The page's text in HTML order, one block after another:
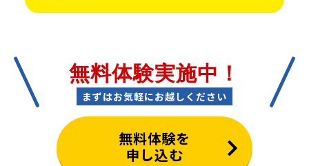
無料体験実施中！
まずはお気軽にお越しください
無料体験を
申し込む